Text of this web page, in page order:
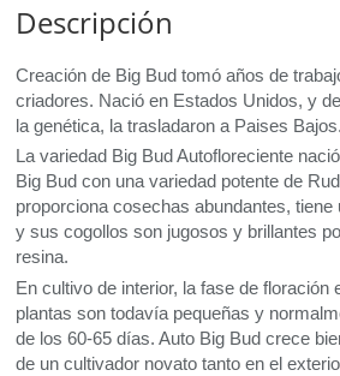
Descripción
Creación de Big Bud tomó años de
criadores. Nació en Estados Unidos, y
la genética, la trasladaron a Paises Bajos.
La variedad Big Bud Autofloreciente
Big Bud con una variedad potente de
proporciona cosechas abundantes,
y sus cogollos son jugosos y brillantes
resina.
En cultivo de interior, la fase de floración
plantas son todavía pequeñas y
de los 60-65 días. Auto Big Bud crece
de un cultivador novato tanto en el